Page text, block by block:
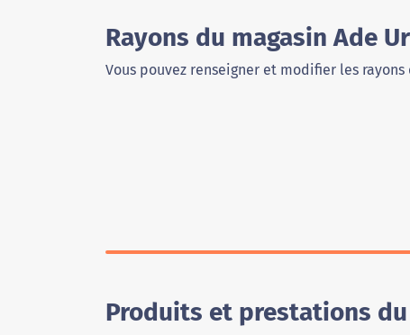
Rayons du magasin Ade
Vous pouvez renseigner et modifier les rayons
Produits et prestations du